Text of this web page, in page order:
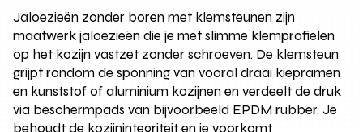
Jaloezieën zonder boren met klemsteunen zijn
maatwerk jaloezieën die je met slimme klemprofielen
op het kozijn vastzet zonder schroeven. De klemsteun
grijpt rondom de sponning van vooral draai kiepramen
en kunststof of aluminium kozijnen en verdeelt de druk
via beschermpads van bijvoorbeeld EPDM rubber. Je
behoudt de kozijnintegriteit en je voorkomt